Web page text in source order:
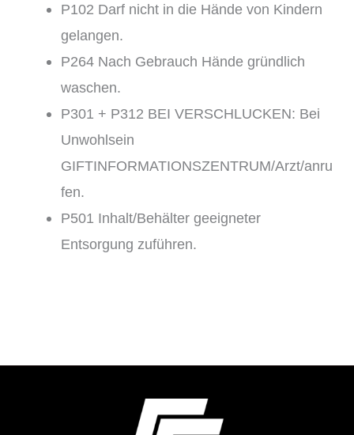
P102 Darf nicht in die Hände von Kindern
gelangen.
P264 Nach Gebrauch Hände gründlich
waschen.
P301 + P312 BEI VERSCHLUCKEN: Bei
Unwohlsein
GIFTINFORMATIONSZENTRUM/Arzt/anru
fen.
P501 Inhalt/Behälter geeigneter
Entsorgung zuführen.